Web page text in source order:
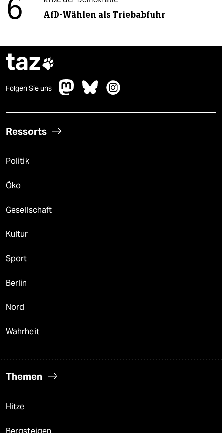
6 AfD-Wählen als Triebabfuhr
taz
Folgen Sie uns
Ressorts
Politik
Öko
Gesellschaft
Kultur
Sport
Berlin
Nord
Wahrheit
Themen
Hitze
Bergsteigen